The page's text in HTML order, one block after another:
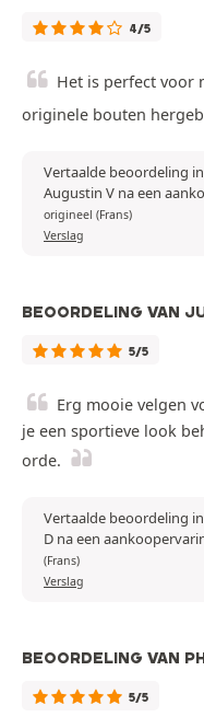
4/5
Het is perfect voor
originele bouten
Vertaalde beoordeling
Augustin V na een
origineel (Frans)
Verslag
BEOORDELING VAN
5/5
Erg mooie velgen
je een sportieve look
orde.
Vertaalde beoordeling
D na een
(Frans)
Verslag
BEOORDELING VAN
5/5